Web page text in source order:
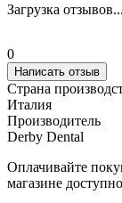
Загрузка отзывов...
0
Написать отзыв
Страна
Италия
Производитель
Derby Dental
Оплачивайте
магазине